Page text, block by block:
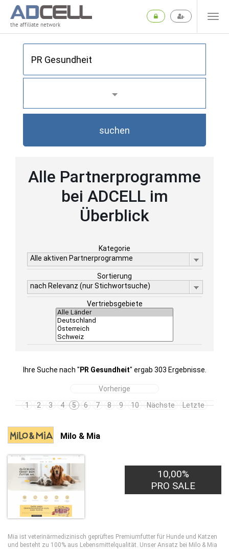
the affiliate network
suchen
Alle Partnerprogramme
bei ADCELL im
Überblick
Kategorie
Alle aktiven Partnerprogramme
Sortierung
nach Relevanz (nur Stichwortsuche)
Vertriebsgebiete
Ihre Suche nach " PR Gesundheit" ergab 303 Ergebnisse.
Vorherige
1
2 3 4 5 6 7 8 9 10 Nächste Letzte
Milo & Mia
10,00%
PRO SALE
Mia ist veterinärmedizinisch geprüftes Premiumfutter für Hunde und Katzen
und besteht zu 100% aus Lebensmittelqualität. Unser Ansatz bei Milo & Mia